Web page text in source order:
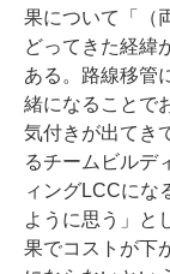
果について「（
どってきた経緯
ある。路線移管
緒になることで
気付きが出てき
るチームビルデ
ィングLCCにな
ように思う」と
果でコストが下